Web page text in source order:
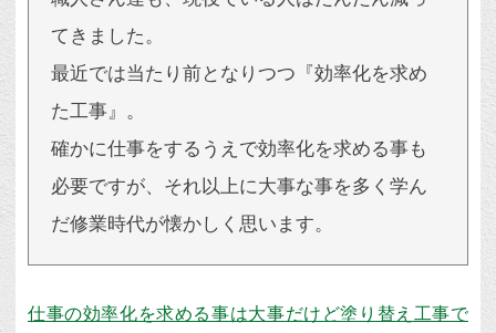
てきました。
最近では当たり前となりつつ『効率化を求め
た工事』。
確かに仕事をするうえで効率化を求める事も
必要ですが、それ以上に大事な事を多く学ん
だ修業時代が懐かしく思います。
仕事の効率化を求める事は大事だけど塗り替え工事で